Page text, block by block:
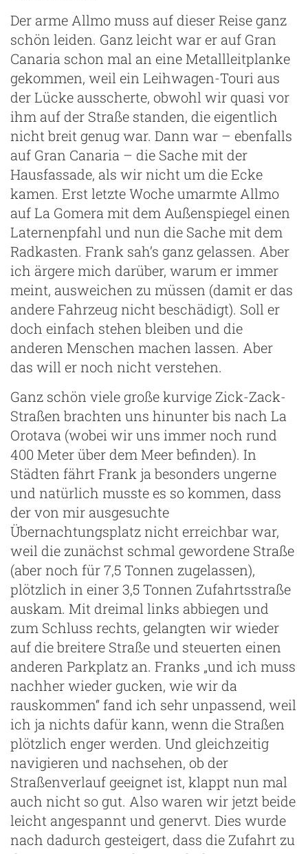
Der arme Allmo muss auf dieser Reise ganz
schön leiden. Ganz leicht war er auf Gran
Canaria schon mal an eine Metallleitplanke
gekommen, weil ein Leihwagen-Touri aus
der Lücke ausscherte, obwohl wir quasi vor
ihm auf der Straße standen, die eigentlich
nicht breit genug war. Dann war – ebenfalls
auf Gran Canaria – die Sache mit der
Hausfassade, als wir nicht um die Ecke
kamen. Erst letzte Woche umarmte Allmo
auf La Gomera mit dem Außenspiegel einen
Laternenpfahl und nun die Sache mit dem
Radkasten. Frank sah’s ganz gelassen. Aber
ich ärgere mich darüber, warum er immer
meint, ausweichen zu müssen (damit er das
andere Fahrzeug nicht beschädigt). Soll er
doch einfach stehen bleiben und die
anderen Menschen machen lassen. Aber
das will er noch nicht verstehen.
Ganz schön viele große kurvige Zick-Zack-
Straßen brachten uns hinunter bis nach La
Orotava (wobei wir uns immer noch rund
400 Meter über dem Meer befinden). In
Städten fährt Frank ja besonders ungerne
und natürlich musste es so kommen, dass
der von mir ausgesuchte
Übernachtungsplatz nicht erreichbar war,
weil die zunächst schmal gewordene Straße
(aber noch für 7,5 Tonnen zugelassen),
plötzlich in einer 3,5 Tonnen Zufahrtsstraße
auskam. Mit dreimal links abbiegen und
zum Schluss rechts, gelangten wir wieder
auf die breitere Straße und steuerten einen
anderen Parkplatz an. Franks „und ich muss
nachher wieder gucken, wie wir da
rauskommen“ fand ich sehr unpassend, weil
ich ja nichts dafür kann, wenn die Straßen
plötzlich enger werden. Und gleichzeitig
navigieren und nachsehen, ob der
Straßenverlauf geeignet ist, klappt nun mal
auch nicht so gut. Also waren wir jetzt beide
leicht angespannt und genervt. Dies wurde
nach dadurch gesteigert, dass die Zufahrt zu